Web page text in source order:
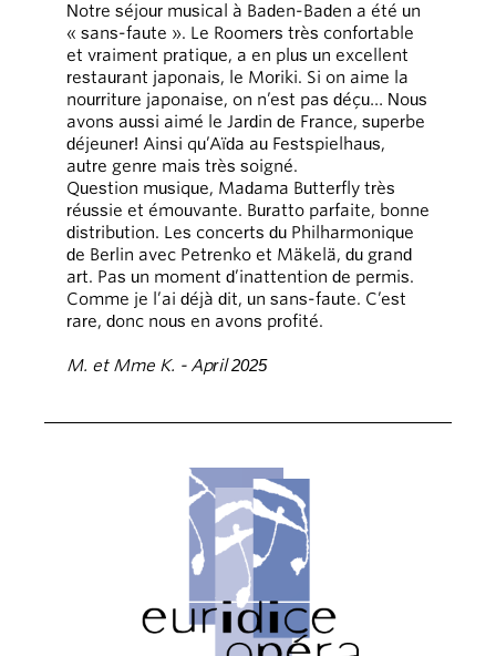
Notre séjour musical à Baden-Baden a été un
« sans-faute ». Le Roomers très confortable
et vraiment pratique, a en plus un excellent
restaurant japonais, le Moriki. Si on aime la
nourriture japonaise, on n’est pas déçu… Nous
avons aussi aimé le Jardin de France, superbe
déjeuner! Ainsi qu’Aïda au Festspielhaus,
autre genre mais très soigné.
Question musique, Madama Butterfly très
réussie et émouvante. Buratto parfaite, bonne
distribution. Les concerts du Philharmonique
de Berlin avec Petrenko et Mäkelä, du grand
art. Pas un moment d’inattention de permis.
Comme je l’ai déjà dit, un sans-faute. C’est
rare, donc nous en avons profité.
M. et Mme K. - April 2025